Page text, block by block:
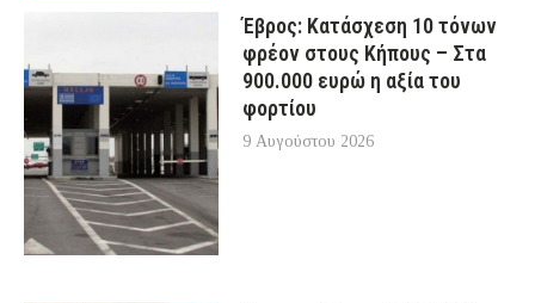
Έβρος: Κατάσχεση 10 τόνων
φρέον στους Κήπους – Στα
900.000 ευρώ η αξία του
φορτίου
9 Αυγούστου 2026